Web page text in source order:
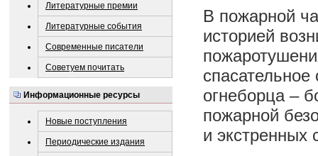
Литературные премии
Литературные события
Современные писатели
Советуем почитать
Информационные ресурсы
Новые поступления
Периодические издания
В пожарной
историей
огнеборца –
пожарной
и экстренных